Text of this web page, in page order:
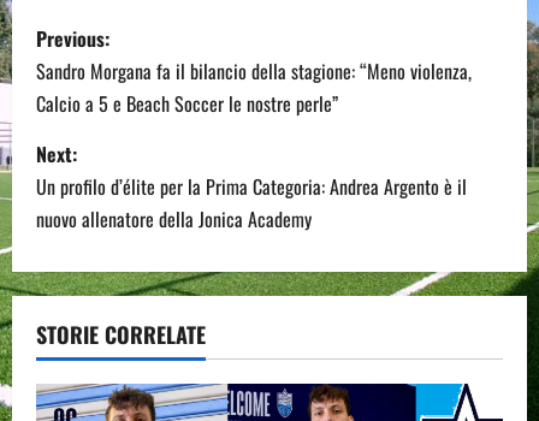
P
o
s
t
n
a
v
i
Previous:
Sandro Morgana fa il bilancio della stagione: “Meno violenza,
Calcio a 5 e Beach Soccer le nostre perle”
Next:
Un profilo d’élite per la Prima Categoria: Andrea Argento è il
nuovo allenatore della Jonica Academy
STORIE CORRELATE